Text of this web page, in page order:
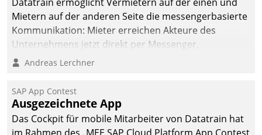
Mietern auf der anderen Seite die messengerbasierte
Kommunikation: Mieter erreichen Akteure des
Unternehmens jetzt direkt per Messenger,
Mitarbeiter oder Dienstleister empfangen oder
Andreas Lerchner
SAP App Contest
Ausgezeichnete App
Das Cockpit für mobile Mitarbeiter von Datatrain hat